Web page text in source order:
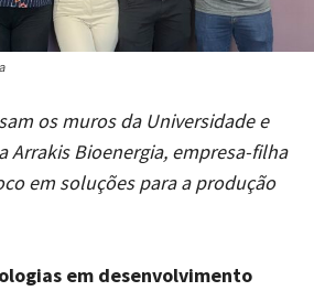
os muros da Universidade e
Arrakis Bioenergia, empresa-filha
em soluções para a produção
em desenvolvimento